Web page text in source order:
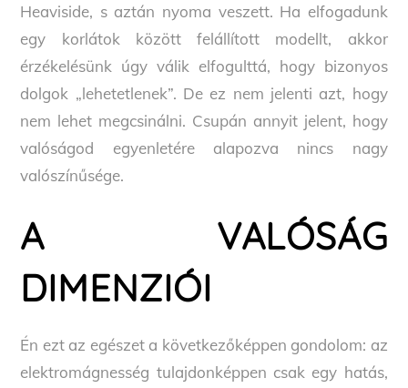
Heaviside, s aztán nyoma veszett. Ha elfogadunk
egy korlátok között felállított modellt, akkor
érzékelésünk úgy válik elfogulttá, hogy bizonyos
dolgok „lehetetlenek”. De ez nem jelenti azt, hogy
nem lehet megcsinálni. Csupán annyit jelent, hogy
valóságod egyenletére alapozva nincs nagy
valószínűsége.
A VALÓSÁG
DIMENZIÓI
Én ezt az egészet a következőképpen gondolom: az
elektromágnesség tulajdonképpen csak egy hatás,